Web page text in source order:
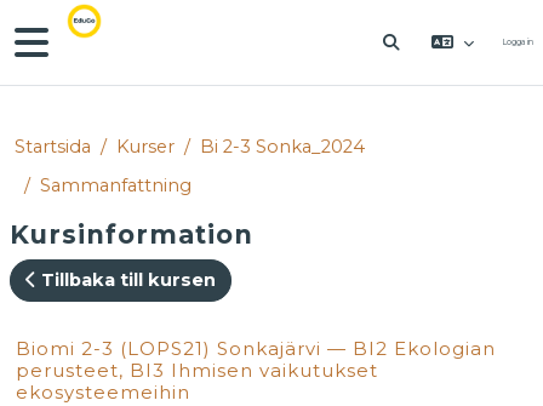
Gå direkt till huvudinnehåll
Sidopanel
VÄXLA Logga in
Startsida Kurser
Bi 2-3 Sonka_2024
Sammanfattning
Kursinformation
Tillbaka till kursen
Biomi 2-3 (LOPS21) Sonkajärvi — BI2 Ekologian
perusteet, BI3 Ihmisen vaikutukset
ekosysteemeihin